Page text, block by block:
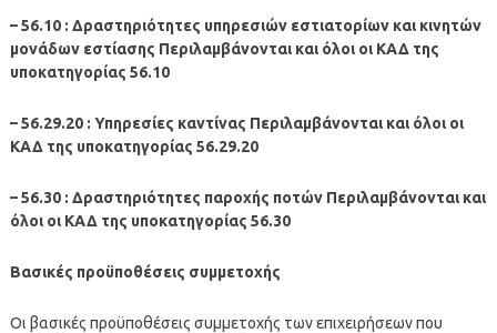
– 56.10 : Δραστηριότητες υπηρεσιών εστιατορίων και κινητών
μονάδων εστίασης Περιλαμβάνονται και όλοι οι ΚΑΔ της
υποκατηγορίας 56.10
– 56.29.20 : Υπηρεσίες καντίνας Περιλαμβάνονται και όλοι οι
ΚΑΔ της υποκατηγορίας 56.29.20
– 56.30 : Δραστηριότητες παροχής ποτών Περιλαμβάνονται και
όλοι οι ΚΑΔ της υποκατηγορίας 56.30
Βασικές προϋποθέσεις συμμετοχής
Οι βασικές προϋποθέσεις συμμετοχής των επιχειρήσεων που